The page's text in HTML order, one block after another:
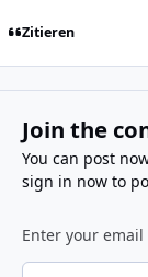
Zitieren
Join the
You can post
sign in nowto